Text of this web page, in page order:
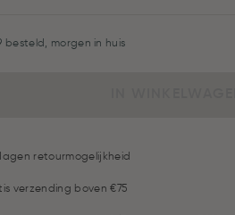
besteld, morgen in huis
retourmogelijkheid
verzending boven €75